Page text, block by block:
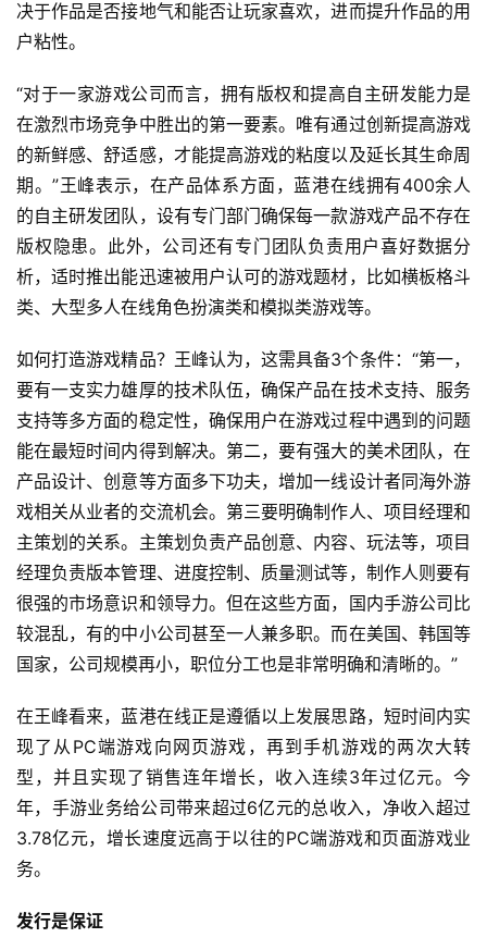
首
游
茶
原
创
游
戏
业
界
手
游
戏
单
机
游
戏
休
决于作品是否接地气和能否让玩家喜欢，进而提升作品的用
户粘性。
“对于一家游戏公司而言，拥有版权和提高自主研发能力是
在激烈市场竞争中胜出的第一要素。唯有通过创新提高游戏
的新鲜感、舒适感，才能提高游戏的粘度以及延长其生命周
期。”王峰表示，在产品体系方面，蓝港在线拥有400余人
的自主研发团队，设有专门部门确保每一款游戏产品不存在
版权隐患。此外，公司还有专门团队负责用户喜好数据分
析，适时推出能迅速被用户认可的游戏题材，比如横板格斗
类、大型多人在线角色扮演类和模拟类游戏等。
如何打造游戏精品？王峰认为，这需具备3个条件：“第一，
要有一支实力雄厚的技术队伍，确保产品在技术支持、服务
支持等多方面的稳定性，确保用户在游戏过程中遇到的问题
能在最短时间内得到解决。第二，要有强大的美术团队，在
产品设计、创意等方面多下功夫，增加一线设计者同海外游
戏相关从业者的交流机会。第三要明确制作人、项目经理和
主策划的关系。主策划负责产品创意、内容、玩法等，项目
经理负责版本管理、进度控制、质量测试等，制作人则要有
很强的市场意识和领导力。但在这些方面，国内手游公司比
较混乱，有的中小公司甚至一人兼多职。而在美国、韩国等
国家，公司规模再小，职位分工也是非常明确和清晰的。”
在王峰看来，蓝港在线正是遵循以上发展思路，短时间内实
现了从PC端游戏向网页游戏，再到手机游戏的两次大转
型，并且实现了销售连年增长，收入连续3年过亿元。今
年，手游业务给公司带来超过6亿元的总收入，净收入超过
3.78亿元，增长速度远高于以往的PC端游戏和页面游戏业
务。
发行是保证